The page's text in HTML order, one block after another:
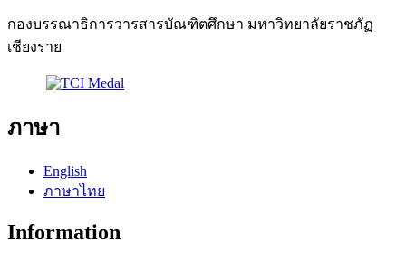
กองบรรณาธิการวารสารบัณฑิตศึกษา มหาวิทยาลัยราชภัฏ
เชียงราย
ภาษา
English
ภาษาไทย
Information